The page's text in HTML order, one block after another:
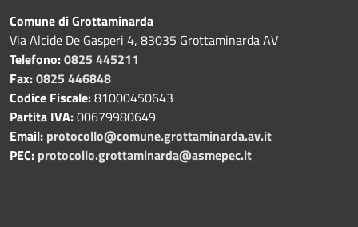
Comune di Grottaminarda
Via Alcide De Gasperi 4, 83035 Grottaminarda AV
Telefono:0825 445211
Fax:0825 446848
Codice Fiscale:81000450643
Partita IVA:00679980649
Email: protocollo@comune.grottaminarda.av.it
PEC: protocollo.grottaminarda@asmepec.it